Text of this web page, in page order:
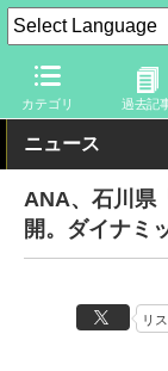
カテゴリ 過去記
トラベル Watch 企
ニュース
ANA、石川県
開。ダイナミ
リ